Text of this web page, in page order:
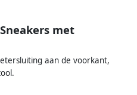
met
aan de voorkant,